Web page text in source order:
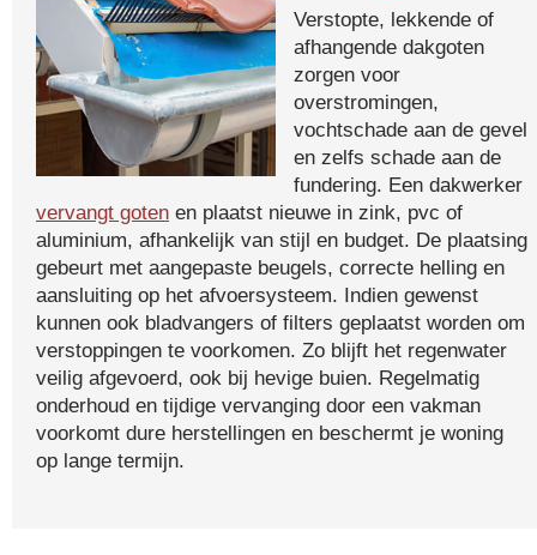
Verstopte, lekkende of
afhangende dakgoten
zorgen voor
overstromingen,
vochtschade aan de gevel
en zelfs schade aan de
fundering. Een dakwerker
vervangt goten en plaatst nieuwe in zink, pvc of
aluminium, afhankelijk van stijl en budget. De plaatsing
gebeurt met aangepaste beugels, correcte helling en
aansluiting op het afvoersysteem. Indien gewenst
kunnen ook bladvangers of filters geplaatst worden om
verstoppingen te voorkomen. Zo blijft het regenwater
veilig afgevoerd, ook bij hevige buien. Regelmatig
onderhoud en tijdige vervanging door een vakman
voorkomt dure herstellingen en beschermt je woning
op lange termijn.